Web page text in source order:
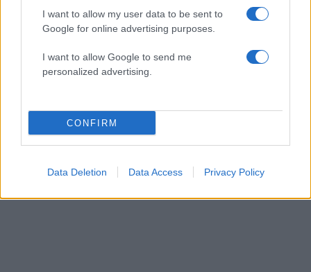
I want to allow my user data to be sent to
Google for online advertising purposes.
I want to allow Google to send me
personalized advertising.
CONFIRM
Data Deletion Data Access Privacy Policy
πολλοί»
06.03.2026
Κρατερός Κατσούλης: «Δεν γνώριζα τη
ΔΙΑΦΗΜΙΣΗ